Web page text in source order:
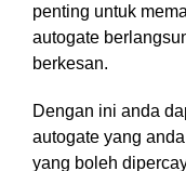
penting untuk
autogate
berkesan.
Dengan ini anda
autogate yang
yang boleh